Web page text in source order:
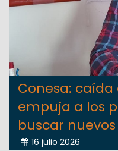
Conesa:
empuja a los
buscar
16 julio 2026